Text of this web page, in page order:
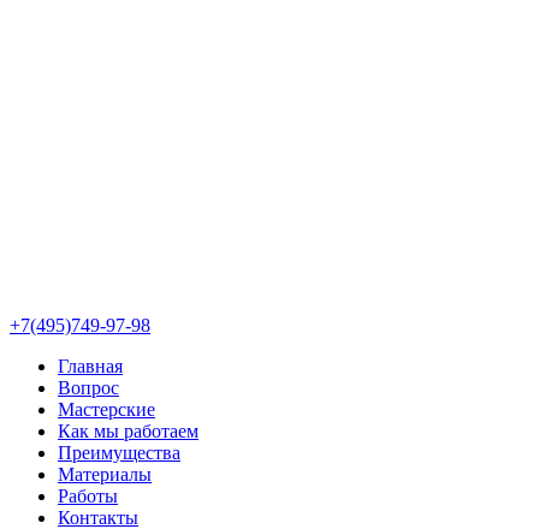
+7(495)749-97-98
Главная
Вопрос
Мастерские
Как мы работаем
Преимущества
Материалы
Работы
Контакты